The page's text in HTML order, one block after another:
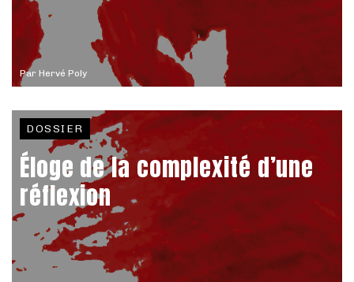
Par Hervé Poly
DOSSIER
Éloge de la complexité d’une
réflexion